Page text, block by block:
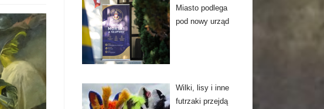
Miasto podlega
pod nowy urząd
Wilki, lisy i inne
futrzaki przejdą